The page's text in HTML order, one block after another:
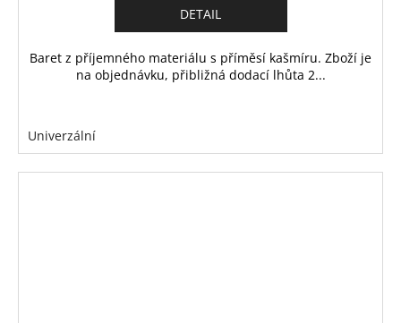
DETAIL
Baret z příjemného materiálu s příměsí kašmíru. Zboží je
na objednávku, přibližná dodací lhůta 2...
Univerzální